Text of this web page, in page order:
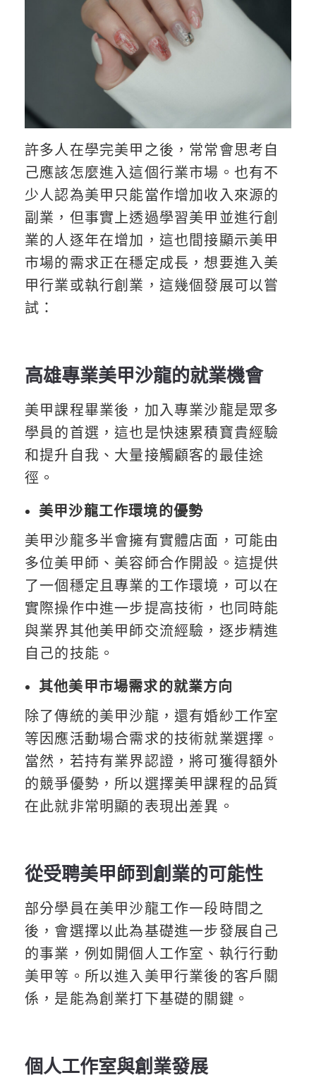
許多人在學完美甲之後，常常會思考自
己應該怎麼進入這個行業市場。也有不
少人認為美甲只能當作增加收入來源的
副業，但事實上透過學習美甲並進行創
業的人逐年在增加，這也間接顯示美甲
市場的需求正在穩定成長，想要進入美
甲行業或執行創業，這幾個發展可以嘗
試：
高雄專業美甲沙龍的就業機會
美甲課程畢業後，加入專業沙龍是眾多
學員的首選，這也是快速累積寶貴經驗
和提升自我、大量接觸顧客的最佳途
徑。
美甲沙龍工作環境的優勢
美甲沙龍多半會擁有實體店面，可能由
多位美甲師、美容師合作開設。這提供
了一個穩定且專業的工作環境，可以在
實際操作中進一步提高技術，也同時能
與業界其他美甲師交流經驗，逐步精進
自己的技能。
其他美甲市場需求的就業方向
除了傳統的美甲沙龍，還有婚紗工作室
等因應活動場合需求的技術就業選擇。
當然，若持有業界認證，將可獲得額外
的競爭優勢，所以選擇美甲課程的品質
在此就非常明顯的表現出差異。
從受聘美甲師到創業的可能性
部分學員在美甲沙龍工作一段時間之
後，會選擇以此為基礎進一步發展自己
的事業，例如開個人工作室、執行行動
美甲等。所以進入美甲行業後的客戶關
係，是能為創業打下基礎的關鍵。
個人工作室與創業發展